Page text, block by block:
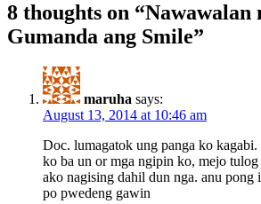
8 thoughts on “Nawawalan
Gumanda ang Smile”
maruha says:
August 13, 2014 at 10:46 am
Doc. lumagatok ung panga ko kagabi.
ko ba un or mga ngipin ko, mejo tulog
ako nagising dahil dun nga. anu pong
po pwedeng gawin